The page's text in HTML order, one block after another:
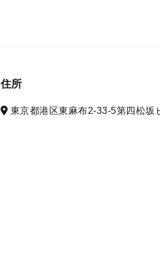
住所
東京都港区東麻布2-33-5第四松坂